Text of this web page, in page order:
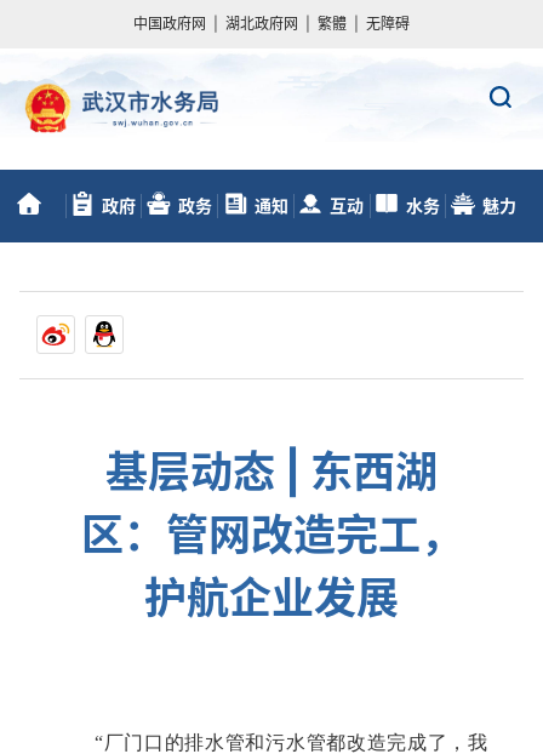
中国政府网 湖北政府网 繁體 无障碍
政府 政务 通知 互动 水务 魅力
基层动态 | 东西湖
区：管网改造完工，
护航企业发展
“厂门口的排水管和污水管都改造完成了，我